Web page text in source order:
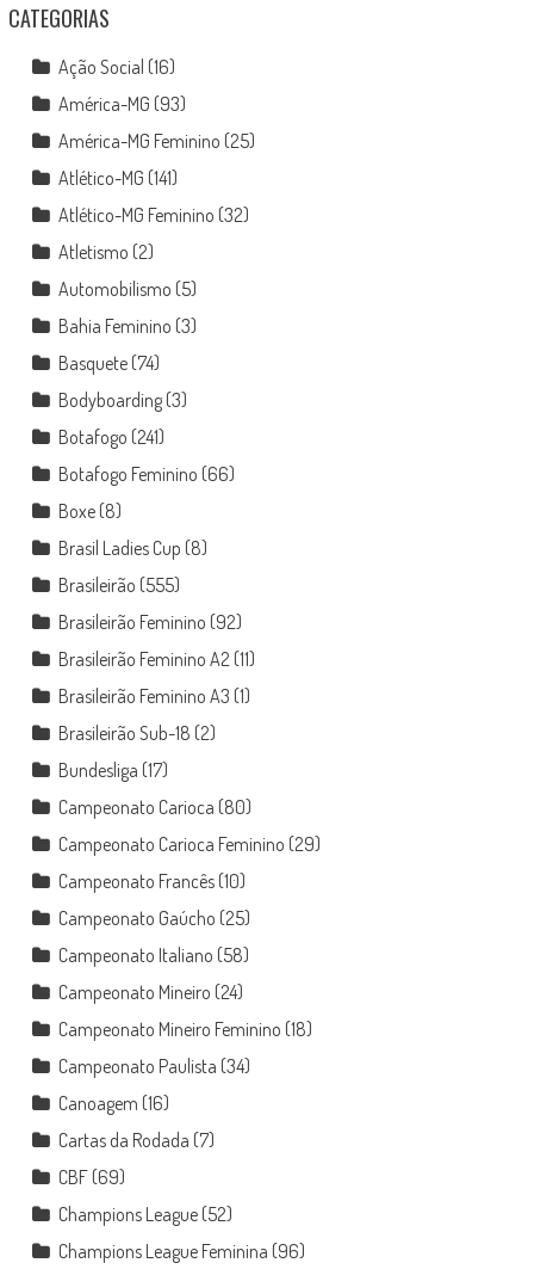
CATEGORIAS
Ação Social (16)
América-MG (93)
América-MG Feminino (25)
Atlético-MG (141)
Atlético-MG Feminino (32)
Atletismo (2)
Automobilismo (5)
Bahia Feminino (3)
Basquete(74)
Bodyboarding(3)
Botafogo (241)
Botafogo Feminino (66)
Boxe(8)
Brasil Ladies Cup (8)
Brasileirão (555)
Brasileirão Feminino (92)
Brasileirão Feminino A2 (11)
Brasileirão Feminino A3 (1)
Brasileirão Sub-18 (2)
Bundesliga (17)
Campeonato Carioca (80)
Campeonato Carioca Feminino (29)
Campeonato Francês(10)
Campeonato Gaúcho (25)
Campeonato Italiano (58)
Campeonato Mineiro (24)
Campeonato Mineiro Feminino (18)
Campeonato Paulista (34)
Canoagem (16)
Cartas da Rodada (7)
CBF(69)
Champions League(52)
Champions League Feminina (96)